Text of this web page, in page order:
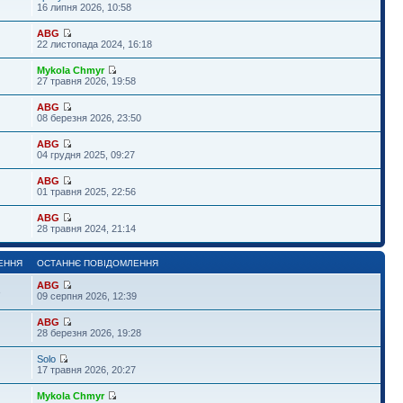
16 липня 2026, 10:58
ABG
22 листопада 2024, 16:18
Mykola Chmyr
27 травня 2026, 19:58
ABG
08 березня 2026, 23:50
ABG
04 грудня 2025, 09:27
ABG
01 травня 2025, 22:56
ABG
28 травня 2024, 21:14
ОСТАННЄ ПОВІДОМЛЕННЯ
ABG
09 серпня 2026, 12:39
ABG
28 березня 2026, 19:28
Solo
17 травня 2026, 20:27
Mykola Chmyr